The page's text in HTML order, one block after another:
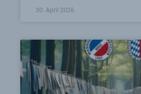
30. April 2026